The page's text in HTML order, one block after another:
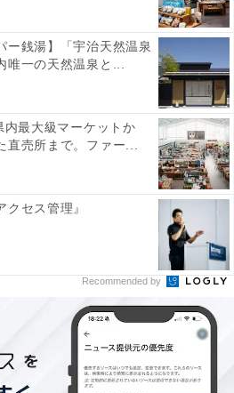
サリー
ー銭湯】「宇治天然温泉
唯一の天然温泉と...
内最大級マーケットか
直売所まで。ファー...
セス管理』
Recommended by